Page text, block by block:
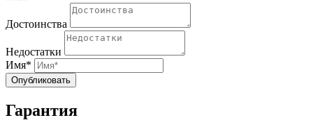
Достоинства
Недостатки
Имя*
Опубликовать
Гарантия